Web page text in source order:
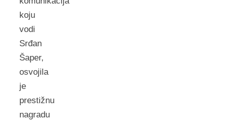
koju
vodi
Srđan
Šaper,
osvojila
je
prestižnu
nagradu